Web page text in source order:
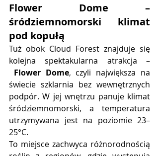
Flower Dome –
śródziemnomorski klimat
pod kopułą
Tuż obok Cloud Forest znajduje się
kolejna spektakularna atrakcja –
Flower Dome, czyli największa na
świecie szklarnia bez wewnętrznych
podpór. W jej wnętrzu panuje klimat
śródziemnomorski, a temperatura
utrzymywana jest na poziomie 23–
25°C.
To miejsce zachwyca różnorodnością